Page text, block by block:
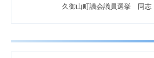
久御山町議会議員選挙 同志